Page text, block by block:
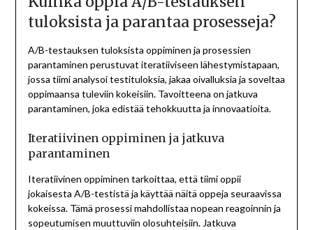
tuloksista ja parantaa prosesseja?
A/B-testauksen tuloksista oppiminen ja prosessien
parantaminen perustuvat iteratiiviseen lähestymistapaan,
jossa tiimi analysoi testituloksia, jakaa oivalluksia ja soveltaa
oppimaansa tuleviin kokeisiin. Tavoitteena on jatkuva
parantaminen, joka edistää tehokkuutta ja innovaatioita.
Iteratiivinen oppiminen ja jatkuva
parantaminen
Iteratiivinen oppiminen tarkoittaa, että tiimi oppii
jokaisesta A/B-testistä ja käyttää näitä oppeja seuraavissa
kokeissa. Tämä prosessi mahdollistaa nopean reagoinnin ja
sopeutumisen muuttuviin olosuhteisiin. Jatkuva